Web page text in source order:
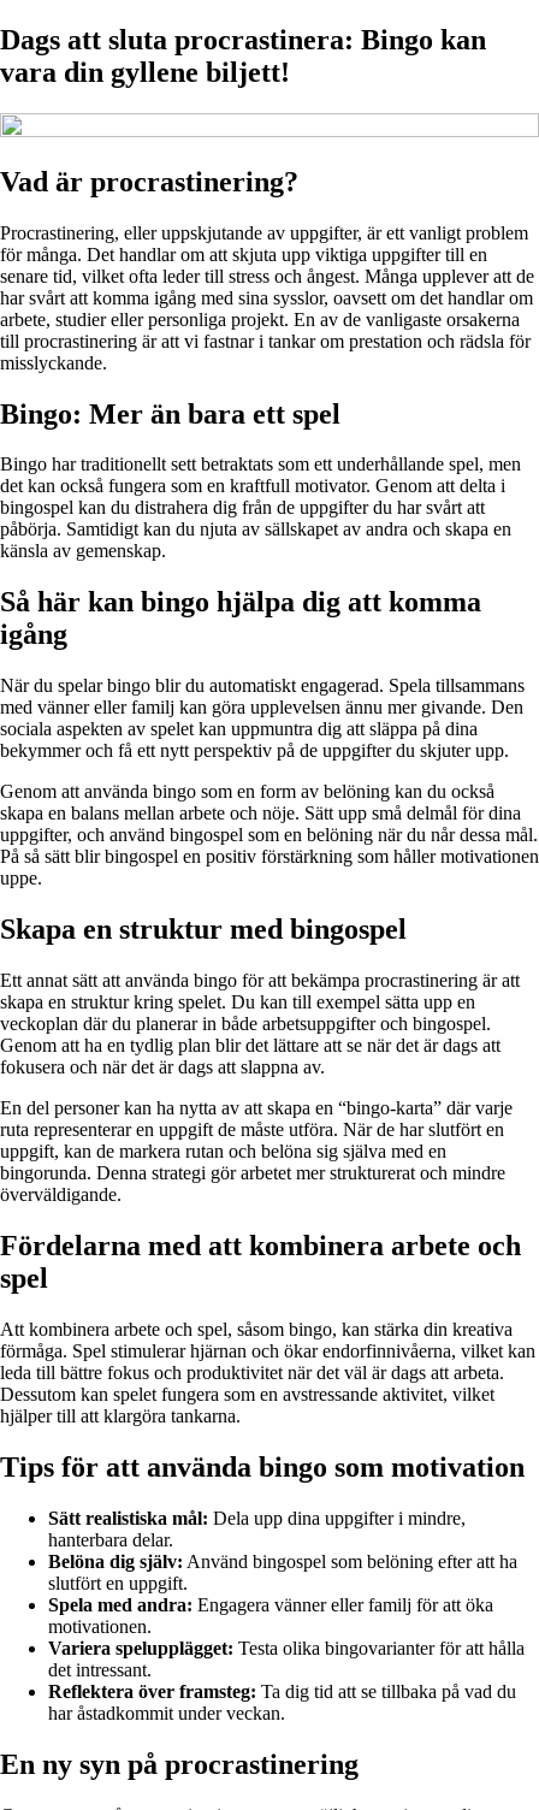
Dags att sluta procrastinera: Bingo kan
vara din gyllene biljett!
Vad är procrastinering?
Procrastinering, eller uppskjutande av uppgifter, är ett vanligt problem
för många. Det handlar om att skjuta upp viktiga uppgifter till en
senare tid, vilket ofta leder till stress och ångest. Många upplever att de
har svårt att komma igång med sina sysslor, oavsett om det handlar om
arbete, studier eller personliga projekt. En av de vanligaste orsakerna
till procrastinering är att vi fastnar i tankar om prestation och rädsla för
misslyckande.
Bingo: Mer än bara ett spel
Bingo har traditionellt sett betraktats som ett underhållande spel, men
det kan också fungera som en kraftfull motivator. Genom att delta i
bingospel kan du distrahera dig från de uppgifter du har svårt att
påbörja. Samtidigt kan du njuta av sällskapet av andra och skapa en
känsla av gemenskap.
Så här kan bingo hjälpa dig att komma
igång
När du spelar bingo blir du automatiskt engagerad. Spela tillsammans
med vänner eller familj kan göra upplevelsen ännu mer givande. Den
sociala aspekten av spelet kan uppmuntra dig att släppa på dina
bekymmer och få ett nytt perspektiv på de uppgifter du skjuter upp.
Genom att använda bingo som en form av belöning kan du också
skapa en balans mellan arbete och nöje. Sätt upp små delmål för dina
uppgifter, och använd bingospel som en belöning när du når dessa mål.
På så sätt blir bingospel en positiv förstärkning som håller motivationen
uppe.
Skapa en struktur med bingospel
Ett annat sätt att använda bingo för att bekämpa procrastinering är att
skapa en struktur kring spelet. Du kan till exempel sätta upp en
veckoplan där du planerar in både arbetsuppgifter och bingospel.
Genom att ha en tydlig plan blir det lättare att se när det är dags att
fokusera och när det är dags att slappna av.
En del personer kan ha nytta av att skapa en “bingo-karta” där varje
ruta representerar en uppgift de måste utföra. När de har slutfört en
uppgift, kan de markera rutan och belöna sig själva med en
bingorunda. Denna strategi gör arbetet mer strukturerat och mindre
överväldigande.
Fördelarna med att kombinera arbete och
spel
Att kombinera arbete och spel, såsom bingo, kan stärka din kreativa
förmåga. Spel stimulerar hjärnan och ökar endorfinnivåerna, vilket kan
leda till bättre fokus och produktivitet när det väl är dags att arbeta.
Dessutom kan spelet fungera som en avstressande aktivitet, vilket
hjälper till att klargöra tankarna.
Tips för att använda bingo som motivation
Sätt realistiska mål: Dela upp dina uppgifter i mindre,
hanterbara delar.
Belöna dig själv: Använd bingospel som belöning efter att ha
slutfört en uppgift.
Spela med andra: Engagera vänner eller familj för att öka
motivationen.
Variera spelupplägget: Testa olika bingovarianter för att hålla
det intressant.
Reflektera över framsteg: Ta dig tid att se tillbaka på vad du
har åstadkommit under veckan.
En ny syn på procrastinering